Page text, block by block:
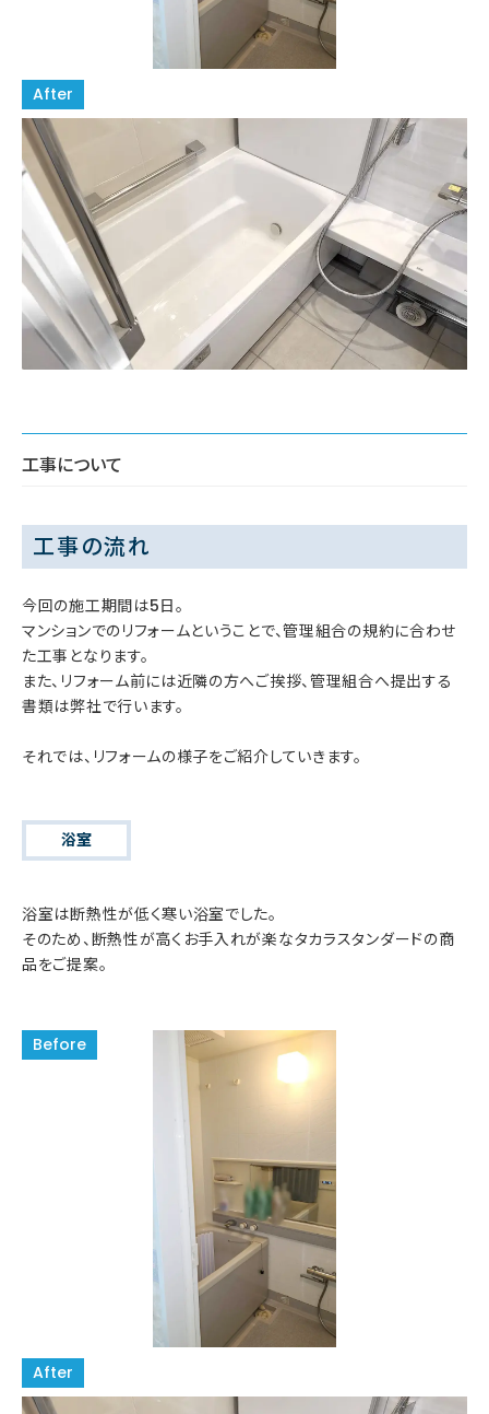
工事について
工事の流れ
今回の施工期間は5日。
マンションでのリフォームということで、管理組合の規約に合わせ
た工事となります。
また、リフォーム前には近隣の方へご挨拶、管理組合へ提出する
書類は弊社で行います。
それでは、リフォームの様子をご紹介していきます。
浴室
浴室は断熱性が低く寒い浴室でした。
そのため、断熱性が高くお手入れが楽なタカラスタンダードの商
品をご提案。